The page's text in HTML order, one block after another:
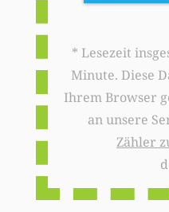
* Lesezeit
Minute. Diese
Ihrem Browser
an unsere
Zähler